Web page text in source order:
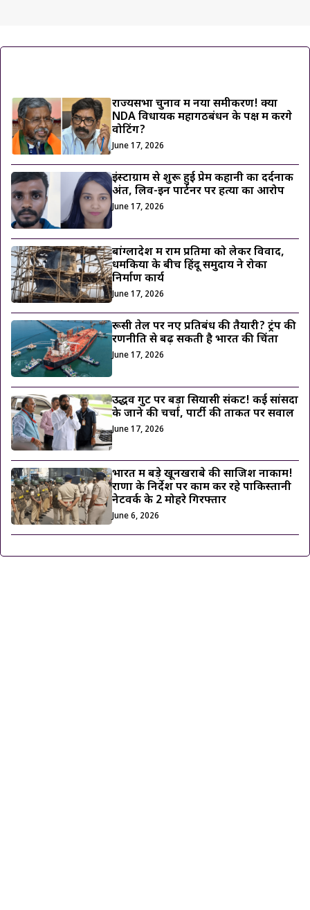
राज्यसभा चुनाव में नया समीकरण! क्या
NDA विधायक महागठबंधन के पक्ष में करेंगे
वोटिंग?
June 17, 2026
इंस्टाग्राम से शुरू हुई प्रेम कहानी का दर्दनाक
अंत, लिव-इन पार्टनर पर हत्या का आरोप
June 17, 2026
बांग्लादेश में राम प्रतिमा को लेकर विवाद,
धमकियों के बीच हिंदू समुदाय ने रोका
निर्माण कार्य
June 17, 2026
रूसी तेल पर नए प्रतिबंध की तैयारी? ट्रंप की
रणनीति से बढ़ सकती है भारत की चिंता
June 17, 2026
उद्धव गुट पर बड़ा सियासी संकट! कई सांसदों
के जाने की चर्चा, पार्टी की ताकत पर सवाल
June 17, 2026
भारत में बड़े खूनखराबे की साजिश नाकाम!
राणा के निर्देश पर काम कर रहे पाकिस्तानी
नेटवर्क के 2 मोहरे गिरफ्तार
June 6, 2026